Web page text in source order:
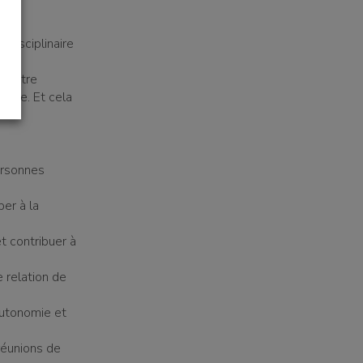
Notre
Et cela
à la
contribuer à
relation de
et
de